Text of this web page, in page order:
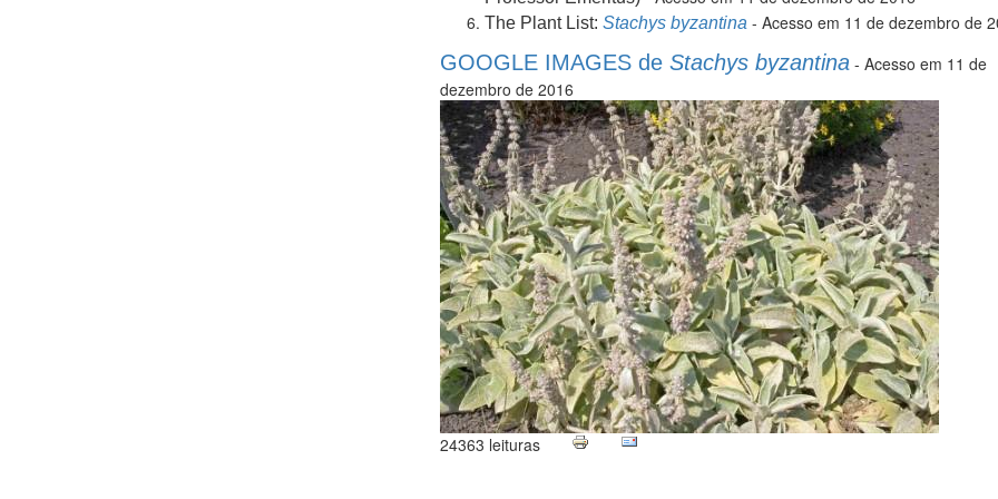
The Plant List: Stachys byzantina - Acesso em 11 de dezembro de
GOOGLE IMAGES de Stachys byzantina- Acesso em 11 de
dezembro de 2016
24363 leituras